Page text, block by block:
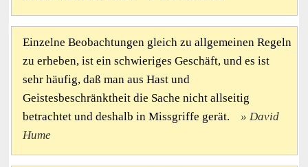
Einzelne Beobachtungen gleich zu allgemeinen Regeln
zu erheben, ist ein schwieriges Geschäft, und es ist
sehr häufig, daß man aus Hast und
Geistesbeschränktheit die Sache nicht allseitig
betrachtet und deshalb in Missgriffe gerät.
David
Hume